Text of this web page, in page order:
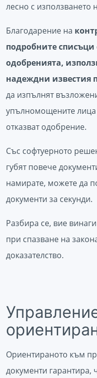
лесно с използването
Благодарение на
подробните списъци
одобренията,
надеждни известия
да изпълнят
упълномощените лица
отказват одобрение.
Със софтуерното
губят повече
намирате, можете да
документи за секунди.
Разбира се, вие
при спазване на
доказателство.
Ориентираното към
документи гарантира,